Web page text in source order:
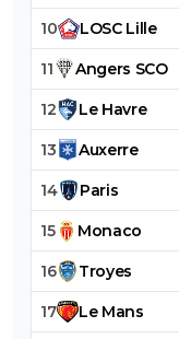
10 LOSC Lille
11 Angers SCO
12 Le Havre
13 Auxerre
14 Paris
15 Monaco
16 Troyes
17 Le Mans